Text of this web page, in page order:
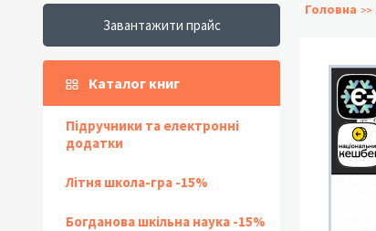
Завантажити прайс
Каталог книг
Підручники та електронні
додатки
Літня школа-гра -15%
Богданова шкільна наука -15%
Головна